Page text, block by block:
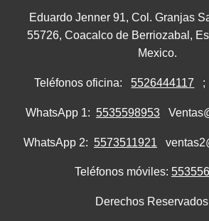
Eduardo Jenner 91, Col. Granjas
55726, Coacalco de Berriozabal,
Mexico.
Teléfonos oficina:5526444117
WhatsApp 1: 5535598953
WhatsApp 2: 5573511921
Teléfonos móviles:
Derechos Reservados